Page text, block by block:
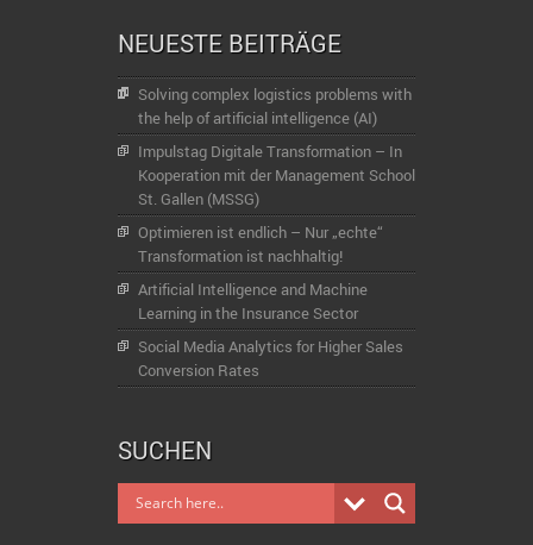
NEUESTE BEITRÄGE
Solving complex logistics problems with
the help of artificial intelligence (AI)
Impulstag Digitale Transformation – In
Kooperation mit der Management School
St. Gallen (MSSG)
Optimieren ist endlich – Nur „echte“
Transformation ist nachhaltig!
Artificial Intelligence and Machine
Learning in the Insurance Sector
Social Media Analytics for Higher Sales
Conversion Rates
SUCHEN